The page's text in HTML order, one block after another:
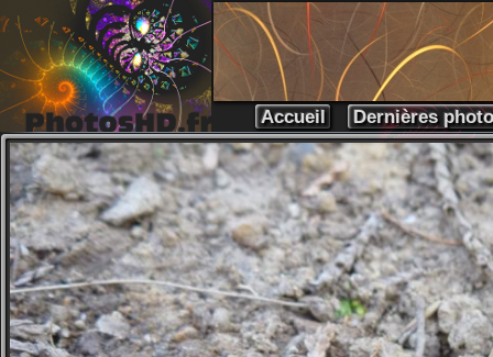
Accueil Dernières